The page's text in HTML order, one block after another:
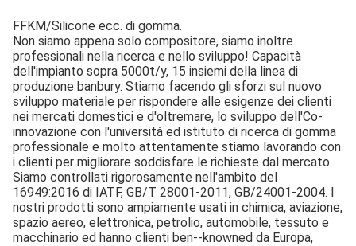
FFKM/Silicone ecc. di gomma.
Non siamo appena solo compositore, siamo inoltre
professionali nella ricerca e nello sviluppo! Capacità
dell'impianto sopra 5000t/y, 15 insiemi della linea di
produzione banbury. Stiamo facendo gli sforzi sul nuovo
sviluppo materiale per rispondere alle esigenze dei clienti
nei mercati domestici e d'oltremare, lo sviluppo dell'Co-
innovazione con l'università ed istituto di ricerca di gomma
professionale e molto attentamente stiamo lavorando con
i clienti per migliorare soddisfare le richieste dal mercato.
Siamo controllati rigorosamente nell'ambito del
16949:2016 di IATF, GB/T 28001-2011, GB/24001-2004. I
nostri prodotti sono ampiamente usati in chimica, aviazione,
spazio aereo, elettronica, petrolio, automobile, tessuto e
macchinario ed hanno clienti ben--knowned da Europa,